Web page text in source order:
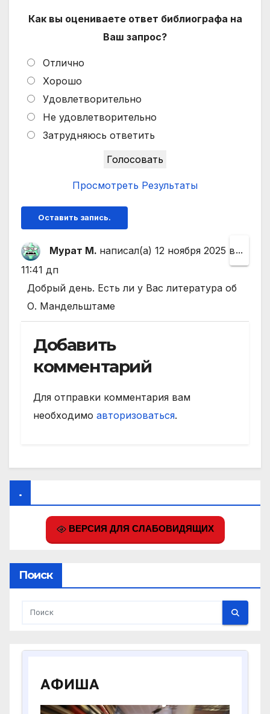
Как вы оцениваете ответ библиографа на
Ваш запрос?
Отлично
Хорошо
Удовлетворительно
Не удовлетворительно
Затрудняюсь ответить
Просмотреть Результаты
Мурат М. написал(а) 12 ноября 2025 в
11:41 дп
Добрый день. Есть ли у Вас литература об
О. Мандельштаме
...
этот
Добавить
комментарий
Для отправки комментария вам
необходимо авторизоваться.
.
ВЕРСИЯ ДЛЯ СЛАБОВИДЯЩИХ
Поиск